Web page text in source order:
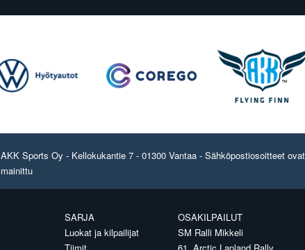
AKK Sports Oy - Kellokukantie 7 - 01300 Vantaa - Sähköpostiosoitteet
mainittu
SARJA
Luokat ja kilpailijat
OSAKILPAILUT
SM Ralli Mikkeli